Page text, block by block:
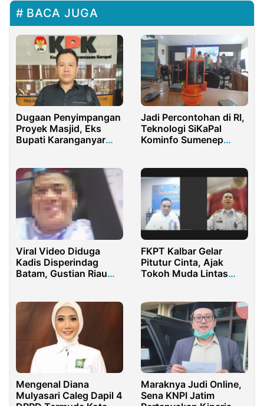
BACA JUGA
Dugaan Penyimpangan
Proyek Masjid, Eks
Bupati Karanganyar
Jadi Percontohan di RI,
Teknologi SiKaPal
Kominfo Sumenep
Viral Video Diduga
Kadis Disperindag
Batam, Gustian Riau
FKPT Kalbar Gelar
Pitutur Cinta, Ajak
Tokoh Muda Lintas
Mengenal Diana
Mulyasari Caleg Dapil 4
Maraknya Judi Online,
Sena KNPI Jatim